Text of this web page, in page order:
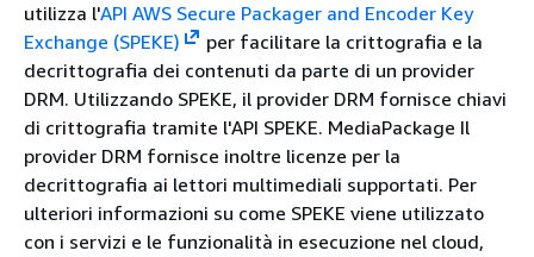
utilizza l'API AWS Secure Packager and Encoder Key
Exchange (SPEKE)
per facilitare la crittografia e la
decrittografia dei contenuti da parte di un provider
DRM. Utilizzando SPEKE, il provider DRM fornisce chiavi
di crittografia tramite l'API SPEKE. MediaPackage Il
provider DRM fornisce inoltre licenze per la
decrittografia ai lettori multimediali supportati. Per
ulteriori informazioni su come SPEKE viene utilizzato
con i servizi e le funzionalità in esecuzione nel cloud,